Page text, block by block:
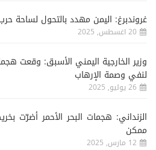
غروندبرغ: اليمن مهدد بالتحول لساحة
20 اغسطس, 2025
وزير الخارجية اليمني الأسبق: وقعت
لنفي وصمة الإرهاب
26 يوليو, 2025
الزنداني: هجمات البحر الأحمر أضرّت
ممكن
12 مارس, 2025